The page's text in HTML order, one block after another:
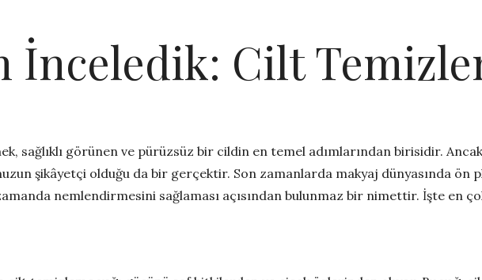
İnceledik: Cilt
sağlıklı görünen ve pürüzsüz bir cildin en temel adımlarından birisidir.
şikâyetçi olduğu da bir gerçektir. Son zamanlarda makyaj dünyasında ön
nemlendirmesini sağlaması açısından bulunmaz bir nimettir. İşte en